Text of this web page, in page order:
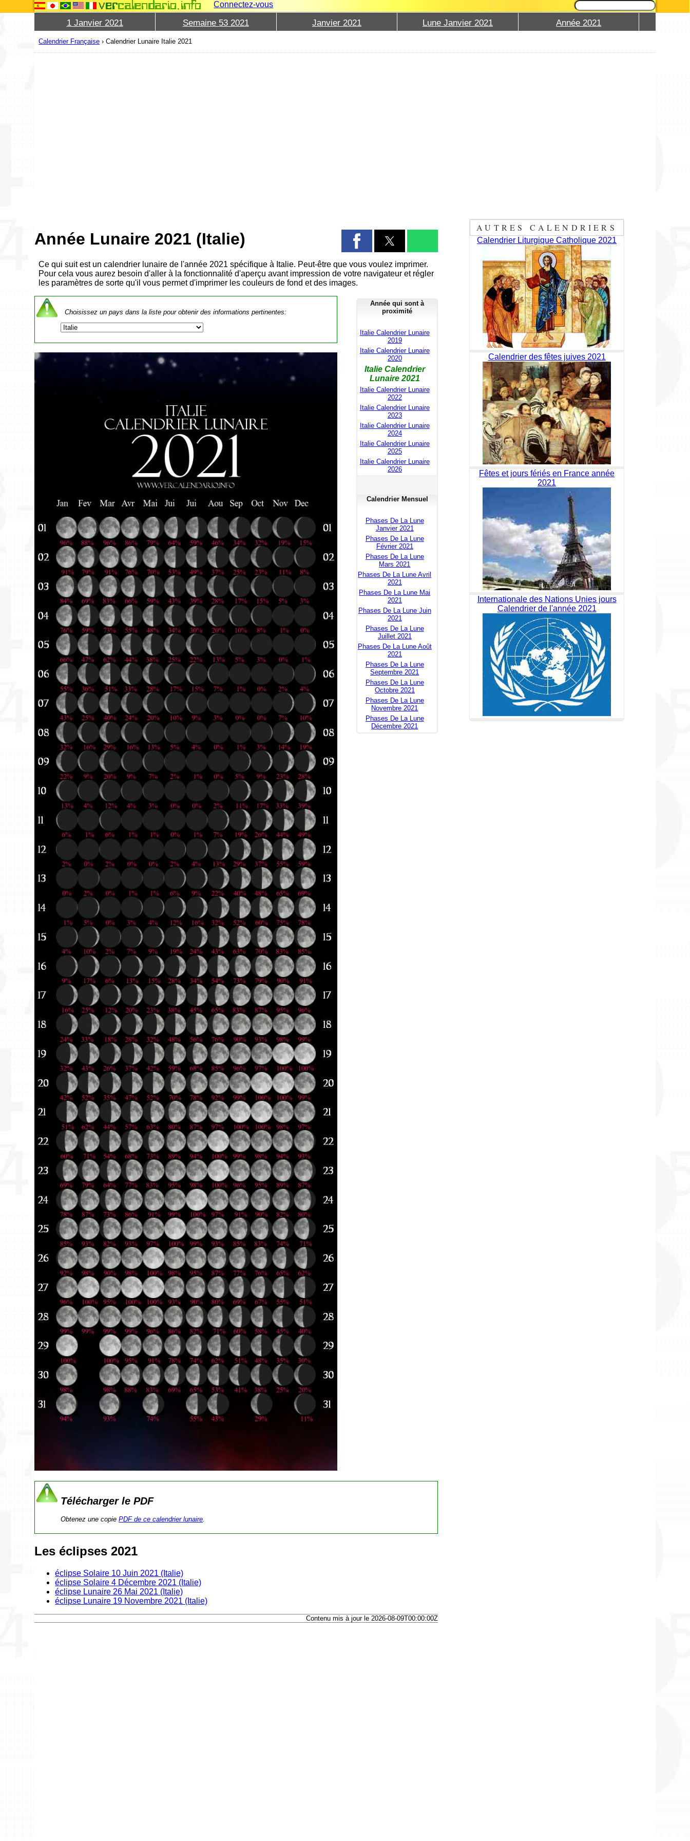
Connectez-vous
1 Janvier 2021 Semaine 53 2021 Janvier 2021 Lune Janvier 2021 Année 2021
Calendrier Française ›Calendrier Lunaire Italie 2021
Année Lunaire 2021 (Italie)
Ce qui suit est un calendrier lunaire de l'année 2021 spécifique à Italie. Peut-être que vous voulez imprimer.
Pour cela vous aurez besoin d'aller à la fonctionnalité d'aperçu avant impression de votre navigateur et régler
les paramètres de sorte qu'il vous permet d'imprimer les couleurs de fond et des images.
Choisissez un pays dans la liste pour obtenir des informations pertinentes:
Année qui sont à
proximité
Italie Calendrier Lunaire
2019
Italie Calendrier Lunaire
2020
Italie Calendrier
Lunaire 2021
Italie Calendrier Lunaire
2022
Italie Calendrier Lunaire
2023
Italie Calendrier Lunaire
2024
Italie Calendrier Lunaire
2025
Italie Calendrier Lunaire
2026
Calendrier Mensuel
Phases De La Lune
Janvier 2021
Phases De La Lune
Février 2021
Phases De La Lune
Mars 2021
Phases De La Lune Avril
2021
Phases De La Lune Mai
2021
Phases De La Lune Juin
2021
Phases De La Lune
Juillet 2021
Phases De La Lune Août
2021
Phases De La Lune
Septembre 2021
Phases De La Lune
Octobre 2021
Phases De La Lune
Novembre 2021
Phases De La Lune
Décembre 2021
Télécharger le PDF
Obtenez une copiePDF de ce calendrier lunaire.
Les éclipses 2021
éclipse Solaire 10 Juin 2021 (Italie)
éclipse Solaire 4 Décembre 2021 (Italie)
éclipse Lunaire 26 Mai 2021 (Italie)
éclipse Lunaire 19 Novembre 2021 (Italie)
Contenu mis à jour le 2026-08-09T00:00:00Z
AUTRES CALENDRIERS
Calendrier Liturgique Catholique 2021
Calendrier des fêtes juives 2021
Fêtes et jours fériés en France année
2021
Internationale des Nations Unies jours
Calendrier de l'année 2021